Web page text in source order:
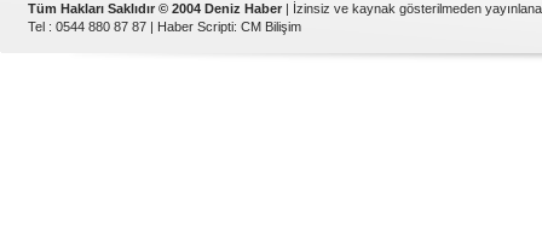
Tüm Hakları Saklıdır © 2004 Deniz Haber | İzinsiz ve kaynak gösterilmeden
Tel : 0544 880 87 87 | Haber Scripti: CM Bilişim